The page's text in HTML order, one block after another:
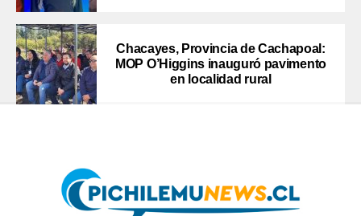
Chacayes, Provincia de Cachapoal:
MOP O’Higgins inauguró pavimento
en localidad rural